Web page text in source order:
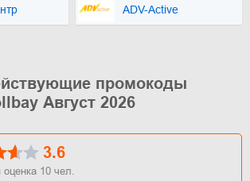
ADV-Active
промокоды
Август 2026
3.6
10 чел.